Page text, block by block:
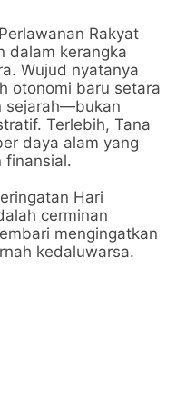
Rakyat
dalam kerangka
Wujud nyatanya
otonomi baru setara
sejarah—bukan
Terlebih, Tana
daya alam yang
finansial.
Hari
cerminan
mengingatkan
kedaluwarsa.